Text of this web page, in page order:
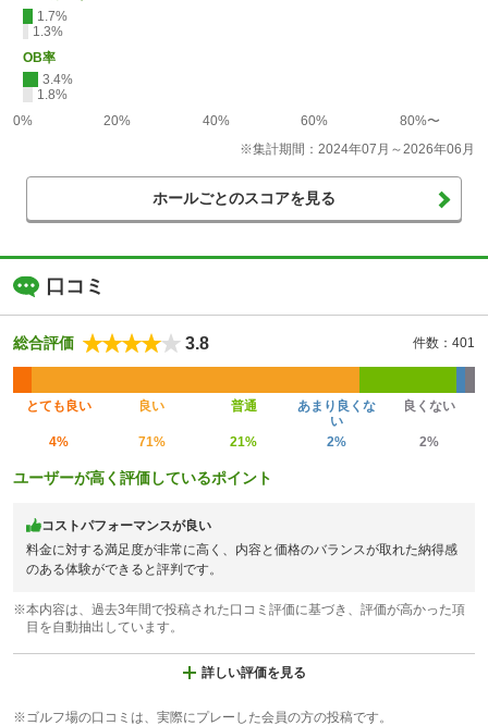
1.7%
1.3%
OB率
3.4%
1.8%
0%
20% 40% 60%
80%〜
※集計期間：2024年07月～2026年06月
ホールごとのスコアを見る
口コミ
総合評価 3.8 件数：401
とても良い 良い 普通
あまり良くな
い
良くない
4% 71% 21% 2% 2%
ユーザーが高く評価しているポイント
コストパフォーマンスが良い
料金に対する満足度が非常に高く、内容と価格のバランスが取れた納得感
のある体験ができると評判です。
※本内容は、過去3年間で投稿された口コミ評価に基づき、評価が高かった項
目を自動抽出しています。
詳しい評価を見る
※ゴルフ場の口コミは、実際にプレーした会員の方の投稿です。